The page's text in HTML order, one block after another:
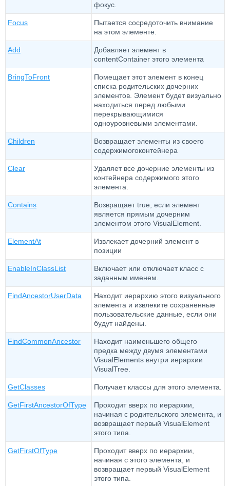
фокус.
Focus
Пытается сосредоточить внимание
на этом элементе.
Add
Добавляет элемент в
contentContainer этого элемента
BringToFront
Помещает этот элемент в конец
списка родительских дочерних
элементов. Элемент будет визуально
находиться перед любыми
перекрывающимися
одноуровневыми элементами.
Children
Возвращает элементы из своего
содержимогоконтейнера
Clear
Удаляет все дочерние элементы из
контейнера содержимого этого
элемента.
Contains
Возвращает true, если элемент
является прямым дочерним
элементом этого VisualElement.
ElementAt
Извлекает дочерний элемент в
позиции
EnableInClassList
Включает или отключает класс с
заданным именем.
FindAncestorUserData
Находит иерархию этого визуального
элемента и извлеките сохраненные
пользовательские данные, если они
будут найдены.
FindCommonAncestor
Находит наименьшего общего
предка между двумя элементами
VisualElements внутри иерархии
VisualTree.
GetClasses Получает классы для этого элемента.
GetFirstAncestorOfType
Проходит вверх по иерархии,
начиная с родительского элемента, и
возвращает первый VisualElement
этого типа.
GetFirstOfType
Проходит вверх по иерархии,
начиная с этого элемента, и
возвращает первый VisualElement
этого типа.